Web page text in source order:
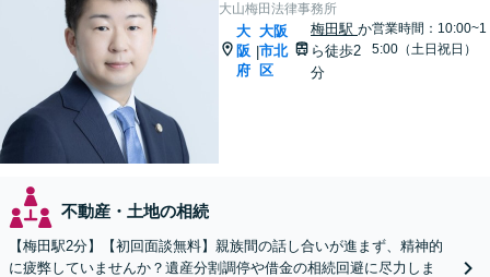
大山梅田法律事務所
大
阪
府
|
大阪
市北
区
梅田駅か
ら徒歩2
分
営業時間：10:00~1
5:00（土日祝日）
不動産・土地の相続
【梅田駅2分】【初回面談無料】親族間の話し合いが進まず、精神的
に疲弊していませんか？遺産分割調停や借金の相続回避に尽力しま